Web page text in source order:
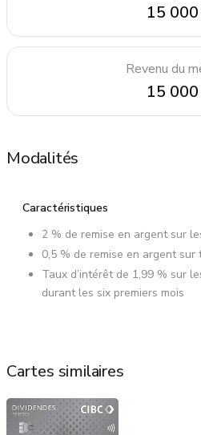
15
Revenu du
15
Modalités
Caractéristiques
2 % de remise en argent sur
0,5 % de remise en argent
Taux d’intérêt de 1,99 % sur
durant les six premiers mois
Cartes similaires